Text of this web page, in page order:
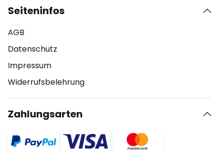
Seiteninfos
AGB
Datenschutz
Impressum
Widerrufsbelehrung
Zahlungsarten